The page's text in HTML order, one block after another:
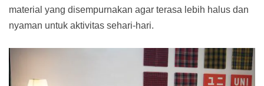
material yang disempurnakan agar terasa lebih halus dan
nyaman untuk aktivitas sehari-hari.